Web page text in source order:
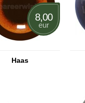
Haas
8,00
eur